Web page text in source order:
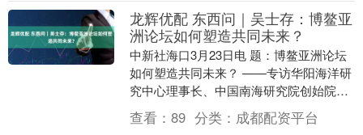
龙辉优配 东西问｜吴士存：博鳌亚
洲论坛如何塑造共同未来？
中新社海口3月23日电 题：博鳌亚洲论坛
如何塑造共同未来？ ——专访华阳海洋研
究中心理事长、中国南海研究院创始院长
吴士存 中新社记者 王子谦 张茜翼 博鳌亚
洲论....
查看： 89 分类： 成都配资平台